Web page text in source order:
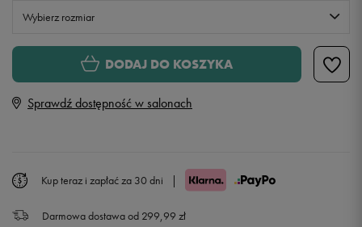
Wybierz rozmiar
Rozmiary EU
26 cm
43 28 cm Powiadom o dostępności
44 28,5 cm
DODAJ DO KOSZYKA
Sprawdź dostępność w salonach
Kup teraz i zapłać za 30 dni |
Darmowa dostawa od 299,99 zł